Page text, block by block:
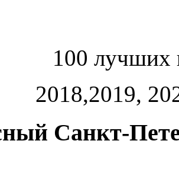
100 лучших
2018,2019,
Санкт-